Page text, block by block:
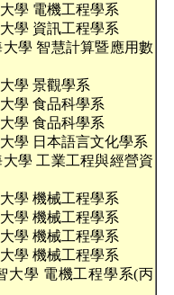
學 電機工程學系
學 資訊工程學系
學 智慧計算暨應用數
學 景觀學系
學 食品科學系
學 食品科學系
學 日本語言文化學系
學 工業工程與經營資
學 機械工程學系
學 機械工程學系
學 機械工程學系
學 機械工程學系
大學 電機工程學系(丙